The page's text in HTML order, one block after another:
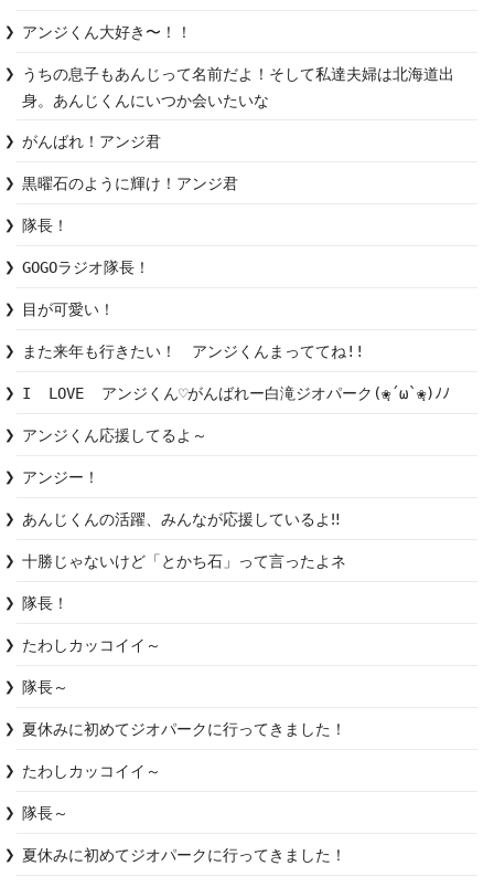
アンジくん大好き〜！！
うちの息子もあんじって名前だよ！そして私達夫婦は北海道出
身。あんじくんにいつか会いたいな
がんばれ！アンジ君
黒曜石のように輝け！アンジ君
隊長！
GOGOラジオ隊長！
目が可愛い！
また来年も行きたい！　アンジくんまっててね!!
I  LOVE  アンジくん♡がんばれー白滝ジオパーク(❀ฺ´ω`❀ฺ)ﾉﾉ
アンジくん応援してるよ～
アンジー！
あんじくんの活躍、みんなが応援しているよ‼︎
十勝じゃないけど「とかち石」って言ったよネ
隊長！
たわしカッコイイ～
隊長～
夏休みに初めてジオパークに行ってきました！
たわしカッコイイ～
隊長～
夏休みに初めてジオパークに行ってきました！